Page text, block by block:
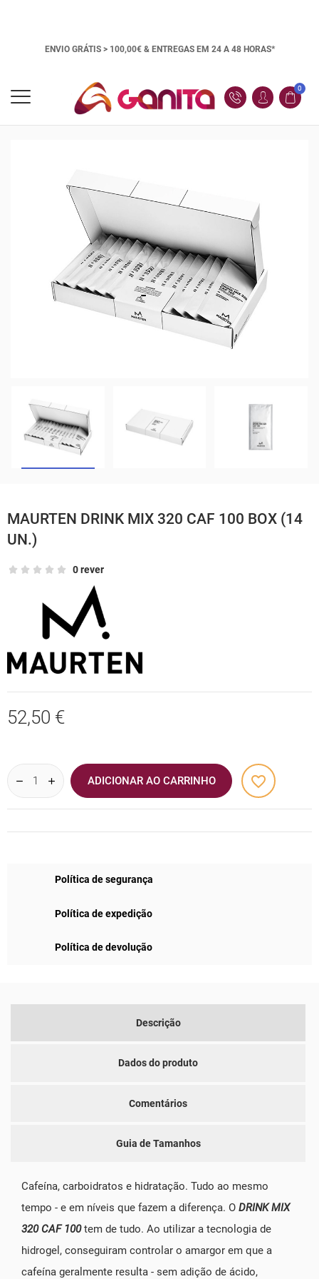
ENVIO GRÁTIS > 100,00€ & ENTREGAS EM 24 A 48 HORAS*
0
MAURTEN DRINK MIX 320 CAF 100 BOX (14
UN.)
0 rever
52,50 €
ADICIONAR AO CARRINHO favorite_border
Política de segurança
Política de expedição
Política de devolução
Descrição
Dados do produto
Comentários
Guia de Tamanhos
Cafeína, carboidratos e hidratação. Tudo ao mesmo
tempo - e em níveis que fazem a diferença. O DRINK MIX
320 CAF 100tem de tudo. Ao utilizar a tecnologia de
hidrogel, conseguiram controlar o amargor em que a
cafeína geralmente resulta - sem adição de ácido,